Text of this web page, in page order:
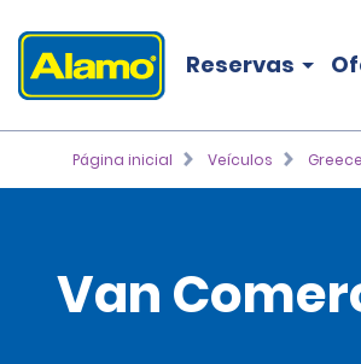
Reservas
Página inicial Veículos Greece
Van